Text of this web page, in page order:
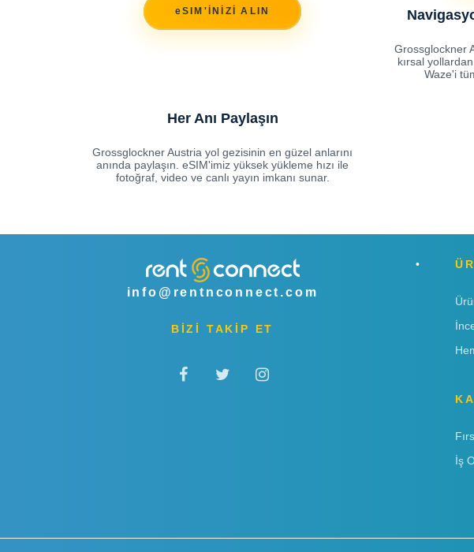
eSIM'İNİZİ ALIN
Grossglockner
kırsal
Waze'i
Her Anı Paylaşın
Grossglockner Austria yol gezisinin en güzel anlarını
anında paylaşın. eSIM'imiz yüksek yükleme hızı ile
fotoğraf, video ve canlı yayın imkanı sunar.
info@rentnconnect.com
BİZİ TAKİP ET
İş